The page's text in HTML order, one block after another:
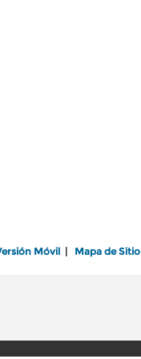
Móvil Mapa de Sitio